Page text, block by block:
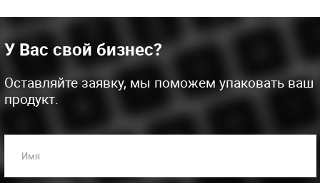
У Вас свой бизнес?
Оставляйте заявку, мы поможем упаковать ваш
продукт.
Имя